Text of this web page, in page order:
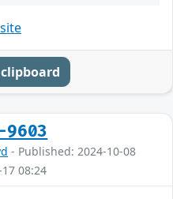
clipboard
9603
- Published: 2024-10-08
08:24